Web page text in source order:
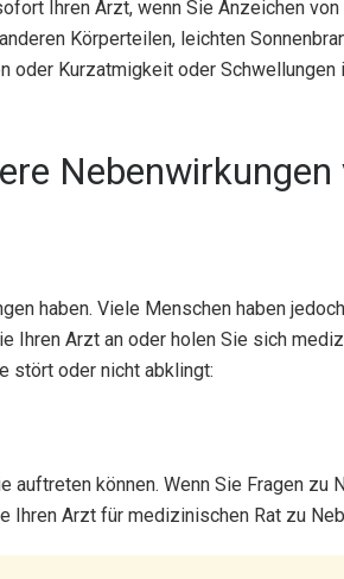
Ihren Arzt, wenn Sie Anzeichen
Körperteilen, leichten
oder Kurzatmigkeit oder Schwellungen
Nebenwirkungen
haben. Viele Menschen haben
Ihren Arzt an oder holen Sie sich
stört oder nicht abklingt:
auftreten können. Wenn Sie Fragen zu
Ihren Arzt für medizinischen Rat zu